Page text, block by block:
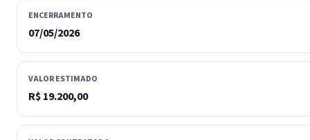
ENCERRAMENTO
07/05/2026
VALOR ESTIMADO
R$ 19.200,00